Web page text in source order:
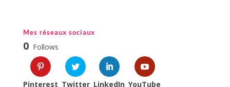
Mes réseaux sociaux
0 Follows
Pinterest Twitter LinkedIn YouTube